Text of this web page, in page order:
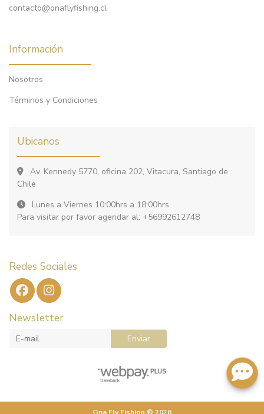
contacto@onaflyfishing.cl
Información
Nosotros
Términos y Condiciones
Ubicanos
Av. Kennedy 5770, oficina 202, Vitacura, Santiago de
Chile
Lunes a Viernes 10:00hrs a 18:00hrs
Para visitar por favor agendar al: +56992612748
Redes Sociales
Newsletter
Enviar